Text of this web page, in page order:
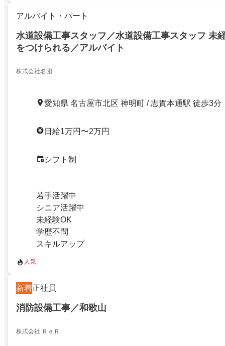
アルバイト・パート
水道設備工事スタッフ／水道設備工事スタッフ 未
をつけられる／アルバイト
株式会社名団
愛知県 名古屋市北区 神明町 / 志賀本通駅 徒歩3分
日給1万円〜2万円
シフト制
若手活躍中
シニア活躍中
未経験OK
学歴不問
スキルアップ
人気
新着正社員
消防設備工事／和歌山
株式会社 ＲｅＲ